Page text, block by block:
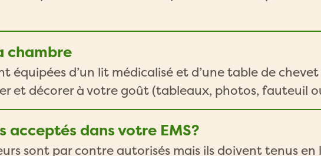
chambre
équipées d’un lit médicalisé et d’une table de
et décorer à votre goût (tableaux, photos, fauteuil
acceptés dans votre EMS?
sont par contre autorisés mais ils doivent tenus en